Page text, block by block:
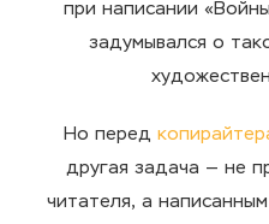
при написании
задумывался о
Но перед
другая задача — не
читателя, а